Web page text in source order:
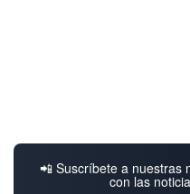
📲 Suscríbete a nuestras
con las